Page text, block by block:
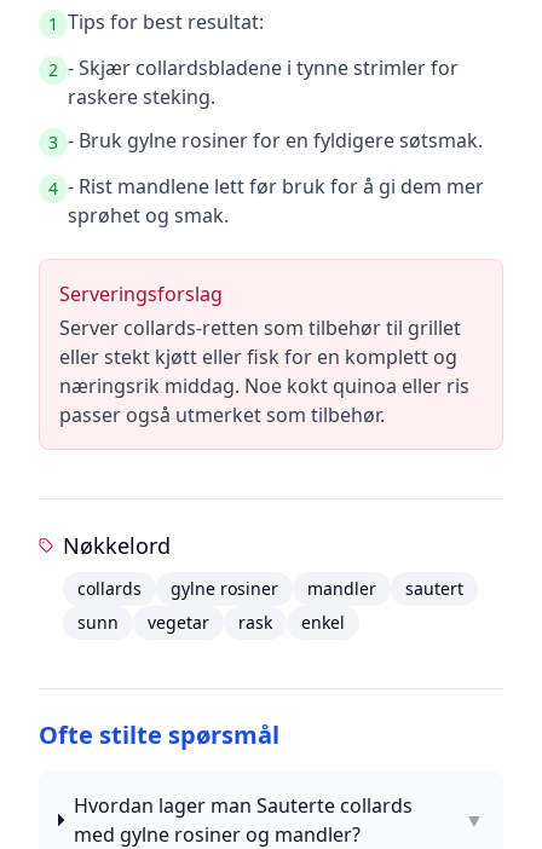
1 Tips for best resultat:
2 - Skjær collardsbladene i tynne strimler for
raskere steking.
3 - Bruk gylne rosiner for en fyldigere søtsmak.
4 - Rist mandlene lett før bruk for å gi dem mer
sprøhet og smak.
Serveringsforslag
Server collards-retten som tilbehør til grillet
eller stekt kjøtt eller fisk for en komplett og
næringsrik middag. Noe kokt quinoa eller ris
passer også utmerket som tilbehør.
Nøkkelord
collards gylne rosiner mandler
sautert
sunn
vegetar rask enkel
Ofte stilte spørsmål
Hvordan lager man Sauterte collards
med gylne rosiner og mandler?
▼